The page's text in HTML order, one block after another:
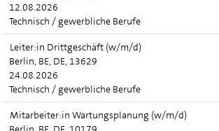
12.08.2026
Technisch / gewerbliche Berufe
Leiter:in Drittgeschäft (w/m/d)
Berlin, BE, DE, 13629
24.08.2026
Technisch / gewerbliche Berufe
Mitarbeiter:in Wartungsplanung (w/m/d)